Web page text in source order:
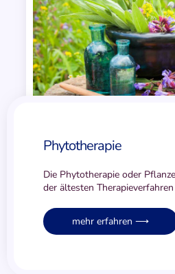
Phyto­therapie
Die Phytotherapie oder
der ältesten
mehr erfahren ⟶